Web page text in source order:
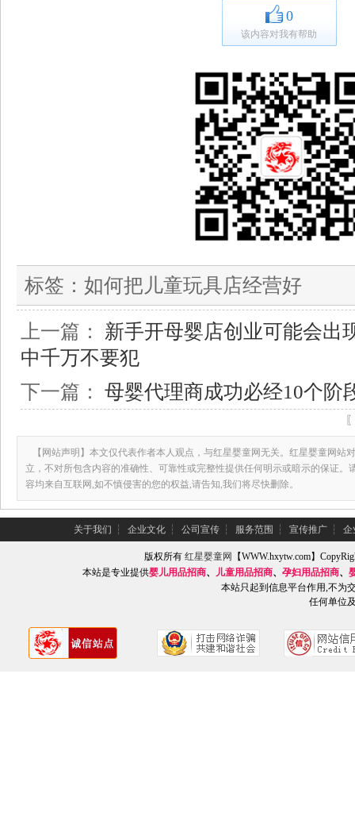
0
该内容对我有帮助
标签： 如何把儿童玩具店经营好
上一篇： 新手开母婴店创业可能会出
中千万不要犯
下一篇： 母婴代理商成功必经10个阶
【网站声明】本文仅代表作者本人观点，与红星婴童网无关。红星婴童网站
立，不对所包含内容的准确性、可靠性或完整性提供任何明示或暗示的保证。
容均来自互联网,如不慎侵害的您的权益,请告知,我们将尽快删除。
关于我们 ┆ 企业文化 ┆ 公司宣传 ┆ 服务范围 ┆ 宣传推广 ┆ 企
版权所有红星婴童网
【WWW.hxytw.com】
本站是专业提供婴儿用品招商、 儿童用品招商、 孕妇用品招商、
本站只起到信息平台作用,不为
任何单位